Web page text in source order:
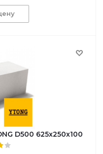
D500 625x250x100